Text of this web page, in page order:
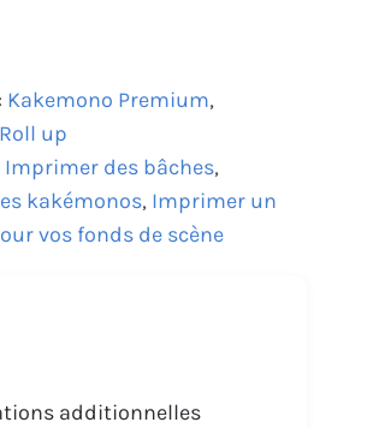
Kakemono Premium,
up
Imprimer des bâches,
kakémonos, Imprimer un
vos fonds de scène
additionnelles